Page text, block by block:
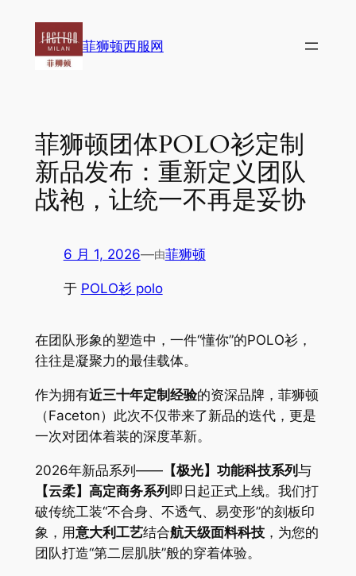
菲狮顿西服网
菲狮顿团体POLO衫定制
新品发布：重新定义团队
战袍，让统一不再是妥协
6 月 1, 2026—由菲狮顿
于 POLO衫 polo
在团队形象的塑造中，一件“懂你”的POLO衫，
往往是凝聚力的最佳载体。
作为拥有近三十年定制经验的资深品牌，菲狮顿
（Faceton）此次不仅带来了新品的迭代，更是
一次对团体着装的深度革新。
2026年新品系列——【极光】功能科技系列 与
【云柔】高定商务系列 即日起正式上线。我们打
破传统工装“不合身、不透气、易变形”的刻板印
象，用意大利工艺结合航天级面料科技，为您的
团队打造“第二层肌肤”般的穿着体验。